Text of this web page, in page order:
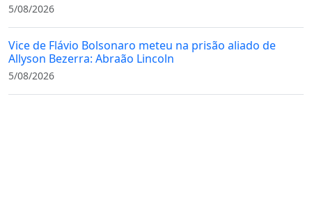
5/08/2026
Vice de Flávio Bolsonaro meteu na prisão aliado de
Allyson Bezerra: Abraão Lincoln
5/08/2026